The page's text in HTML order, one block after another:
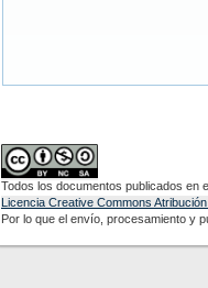
Todos los documentos publicados en
Licencia Creative Commons
Por lo que el envío, procesamiento y